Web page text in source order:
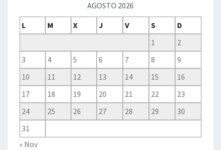
AGOSTO 2026
L
M X J V S
D
1
2
3
4 5 6 7 8
9
10
11 12 13 14 15
16
17
18 19 20 21 22
23
24
25 26 27 28 29
30
31
« Nov